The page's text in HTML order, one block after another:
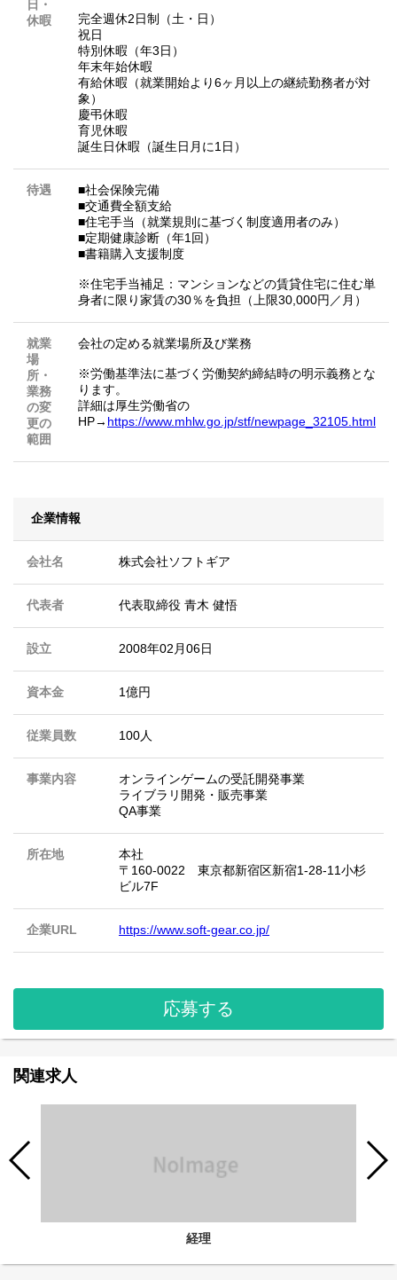
日・
休暇
完全週休2日制（土・日）
祝日
特別休暇（年3日）
年末年始休暇
有給休暇（就業開始より6ヶ月以上の継続勤務者が対
象）
慶弔休暇
育児休暇
誕生日休暇（誕生日月に1日）
待遇
■社会保険完備
■交通費全額支給
■住宅手当（就業規則に基づく制度適用者のみ）
■定期健康診断（年1回）
■書籍購入支援制度
※住宅手当補足：マンションなどの賃貸住宅に住む単
身者に限り家賃の30％を負担（上限30,000円／月）
就業
場
所・
業務
の変
更の
範囲
会社の定める就業場所及び業務
※労働基準法に基づく労働契約締結時の明示義務とな
ります。
詳細は厚生労働省の
HP→ https://www.mhlw.go.jp/stf/newpage_32105.html
企業情報
会社名 株式会社ソフトギア
代表者 代表取締役 ⻘⽊ 健悟
設立 2008年02月06日
資本金 1億円
従業員数 100人
事業内容
オンラインゲームの受託開発事業
ライブラリ開発・販売事業
QA事業
所在地
本社
〒160-0022 東京都新宿区新宿1-28-11小杉
ビル7F
企業URL https://www.soft-gear.co.jp/
応募する
関連求人
経理